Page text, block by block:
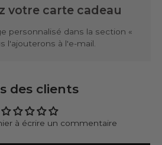
votre carte cadeau
personnalisé dans la section «
l'ajouterons à l'e-mail.
des clients
à écrire un commentaire